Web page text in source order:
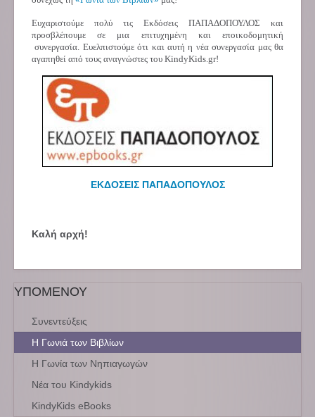
Ευχαριστούμε πολύ τις Εκδόσεις ΠΑΠΑΔΟΠΟΥΛΟΣ και
προσβλέπουμε σε μια επιτυχημένη και εποικοδομητική
συνεργασία. Ευελπιστούμε ότι και αυτή η νέα συνεργασία μας θα
αγαπηθεί από τους αναγνώστες του KindyKids.gr!
ΕΚΔΟΣΕΙΣ ΠΑΠΑΔΟΠΟΥΛΟΣ
Καλή αρχή!
ΥΠΟΜΕΝΟΥ
Συνεντεύξεις
Η Γωνιά των Βιβλίων
Η Γωνία των Νηπιαγωγών
Νέα του Kindykids
KindyKids eBooks